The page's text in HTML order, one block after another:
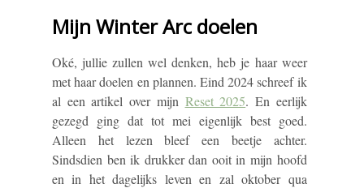
Mijn Winter Arc doelen
Oké, jullie zullen wel denken, heb je haar weer
met haar doelen en plannen. Eind 2024 schreef ik
al een artikel over mijn Reset 2025. En eerlijk
gezegd ging dat tot mei eigenlijk best goed.
Alleen het lezen bleef een beetje achter.
Sindsdien ben ik drukker dan ooit in mijn hoofd
en in het dagelijks leven en zal oktober qua